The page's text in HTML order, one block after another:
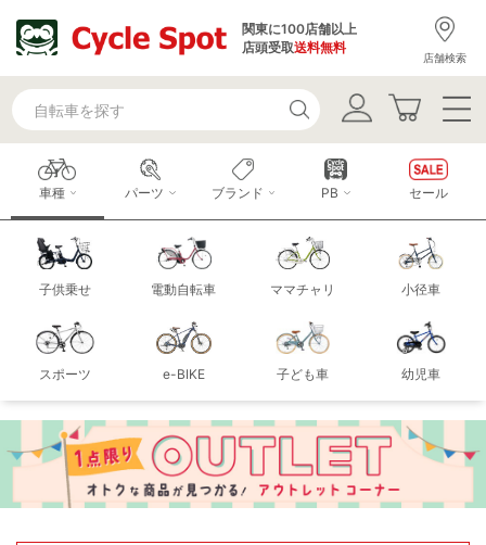
関東に100店舗以上
店頭受取送料無料
店舗検索
車種
子供乗せ 電動自転車 ママチャリ 小径車
スポーツ e-BIKE 子ども車 幼児車
パーツ ブランド PB セール